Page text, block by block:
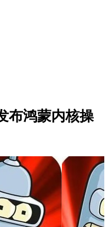
布鸿蒙内核操